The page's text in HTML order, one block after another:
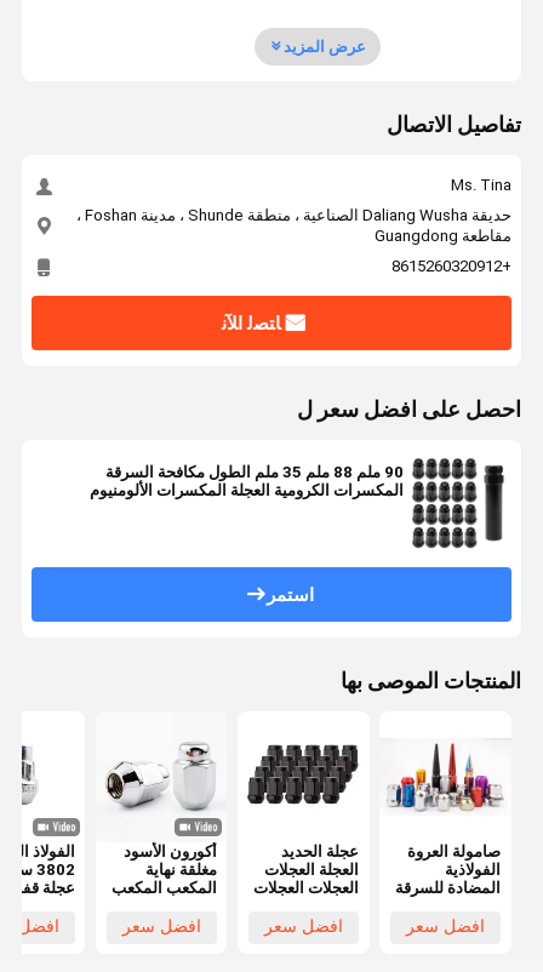
عرض المزيد
تفاصيل الاتصال
Ms. Tina
حديقة Daliang Wusha الصناعية ، منطقة Shunde ، مدينة Foshan ،
مقاطعة Guangdong
+8615260320912
ﺎﺘﺼﻟ ﺍﻶﻧ
احصل على افضل سعر ل
90 ملم 88 ملم 35 ملم الطول مكافحة السرقة
المكسرات الكرومية العجلة المكسرات الألومنيوم
استمر
المنتجات الموصى بها
صامولة العروة
الفولاذية
المضادة للسرقة
السيارات
المعدلة الملونة
افضل سعر
عجلة الحديد
العجلة العجلات
العجلات العجلات
العجلات العجلات
افضل سعر
أكورون الأسود
مغلقة نهاية
المكعب المكعب
3/4 " هيكس
افضل سعر
الفولاذ
3802
عجلة قفل
مجموعة
افضل